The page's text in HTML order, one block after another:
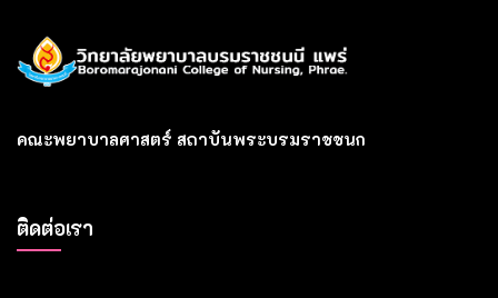
คณะพยาบาลศาสตร์ สถาบันพระบรมราชชนก
ติดต่อเรา